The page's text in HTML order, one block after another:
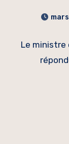
Le ministre